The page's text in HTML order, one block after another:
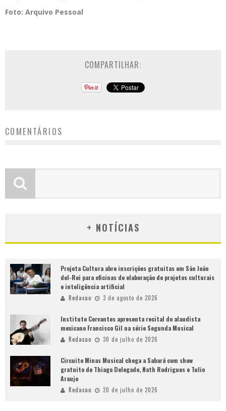
Foto: Arquivo Pessoal
COMPARTILHAR:
COMENTÁRIOS
+ NOTÍCIAS
Projeta Cultura abre inscrições gratuitas em São João
del-Rei para oficinas de elaboração de projetos culturais
e inteligência artificial
Redacao 3 de agosto de 2026
Instituto Cervantes apresenta recital do alaudista
mexicano Francisco Gil na série Segunda Musical
Redacao 30 de julho de 2026
Circuito Minas Musical chega a Sabará com show
gratuito de Thiago Delegado, Nath Rodrigues e Tulio
Araujo
Redacao 20 de julho de 2026